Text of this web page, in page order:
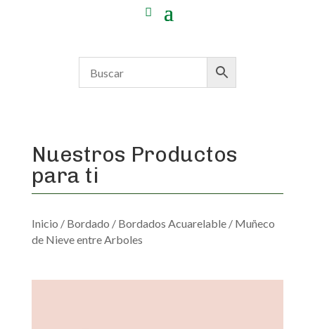
Nuestros Productos
para ti
Inicio / Bordado / Bordados Acuarelable/ Muñeco
de Nieve entre Arboles